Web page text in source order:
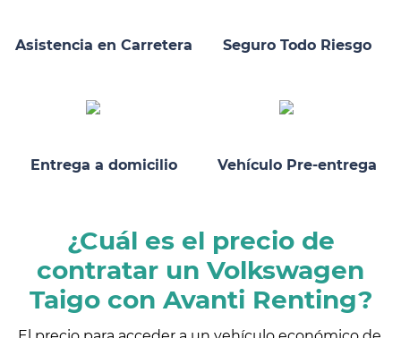
Asistencia en Carretera Seguro Todo Riesgo
Entrega a domicilio Vehículo Pre-entrega
¿Cuál es el precio de
contratar un Volkswagen
Taigo con Avanti Renting?